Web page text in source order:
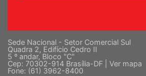
Sede Nacional - Setor Comercial Sul
Quadra 2, Edifício Cedro II
5 º andar, Bloco "C"
Cep: 70302-914 Brasília-DF | Ver mapa
Fone: (61) 3962-8400